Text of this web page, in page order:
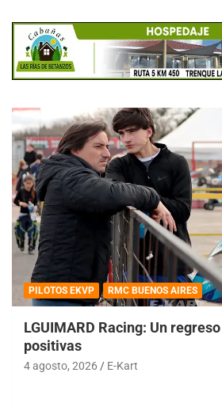
PILOTOS EKVP RMC BUENOS AIRES
LGUIMARD Racing: Un
positivas
4 agosto, 2026 E-Kart